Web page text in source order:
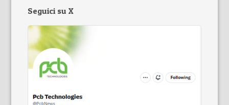
Seguici su X